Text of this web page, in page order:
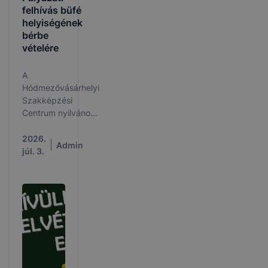
felhívás büfé
helyiségének
bérbe
vételére
A
Hódmezővásárhelyi
Szakképzési
Centrum nyilvános,
pályázatot hirdet a
Hódmezővásárhelyi
Technikum
vonatkozásában,
6600 Szentes,
Apponyi tér 1. szám
alatti épületben
található büfé
2026.
júl. 3.
Admin